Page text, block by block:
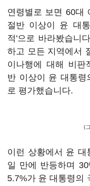
연령별로 보면 60대
절반 이상이 윤 대
적'으로 바라봤습니
하고 모든 지역에서
이나행에 대해 비판
반 이상이 윤 대통령
로 평가했습니다.
(
이런 상황에서 윤 대
일 만에 반등하며
5.7%가 윤 대통령의